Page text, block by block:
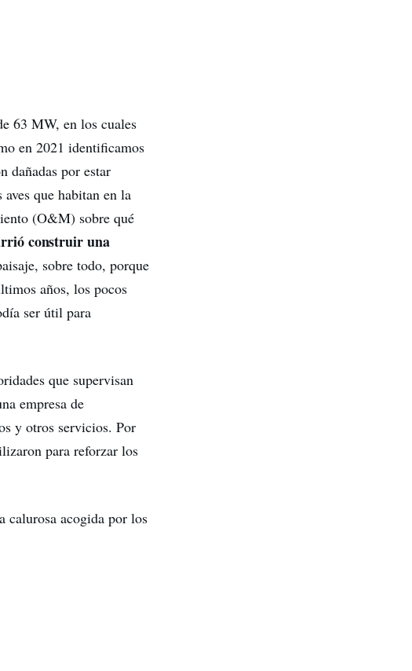
63 MW, en los cuales
en 2021 identificamos
dañadas por estar
que habitan en la
(O&M) sobre qué
construir una
sobre todo, porque
años, los pocos
ser útil para
que supervisan
empresa de
y otros servicios. Por
para reforzar los
calurosa acogida por los